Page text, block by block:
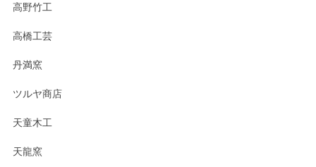
高野竹工
高橋工芸
丹満窯
ツルヤ商店
天童木工
天龍窯